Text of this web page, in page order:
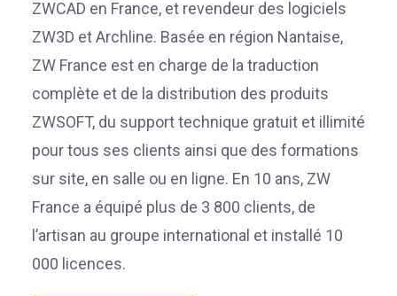
ZWCAD en France, et revendeur des logiciels
ZW3D et Archline. Basée en région Nantaise,
ZW France est en charge de la traduction
complète et de la distribution des produits
ZWSOFT, du support technique gratuit et illimité
pour tous ses clients ainsi que des formations
sur site, en salle ou en ligne. En 10 ans, ZW
France a équipé plus de 3 800 clients, de
l’artisan au groupe international et installé 10
000 licences.